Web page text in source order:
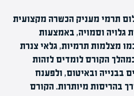
תרמי מעניק הכשרה מקצועית
גלויה וסמויה, באמצעות
מצלמות תרמיות, גלאי צנרת
הקורס לומדים לזהות
בבנייה ובאיטום, ולפענח
בהריסות מיותרות. הקורס